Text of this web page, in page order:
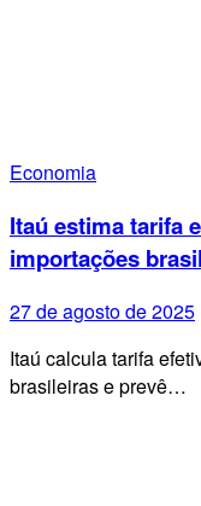
Economia
Itaú estima tarifa
importações
27 de agosto de 2025
Itaú calcula tarifa
brasileiras e prevê…